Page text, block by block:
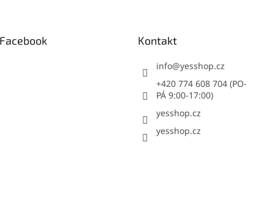
Facebook Kontakt
info@yesshop.cz
+420 774 608 704 (PO-
PÁ 9:00-17:00)
yesshop.cz
yesshop.cz